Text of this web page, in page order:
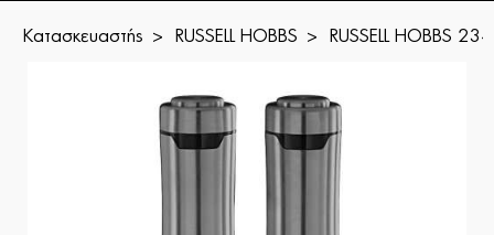
Κατασκευαστής RUSSELL HOBBS RUSSELL HOBBS